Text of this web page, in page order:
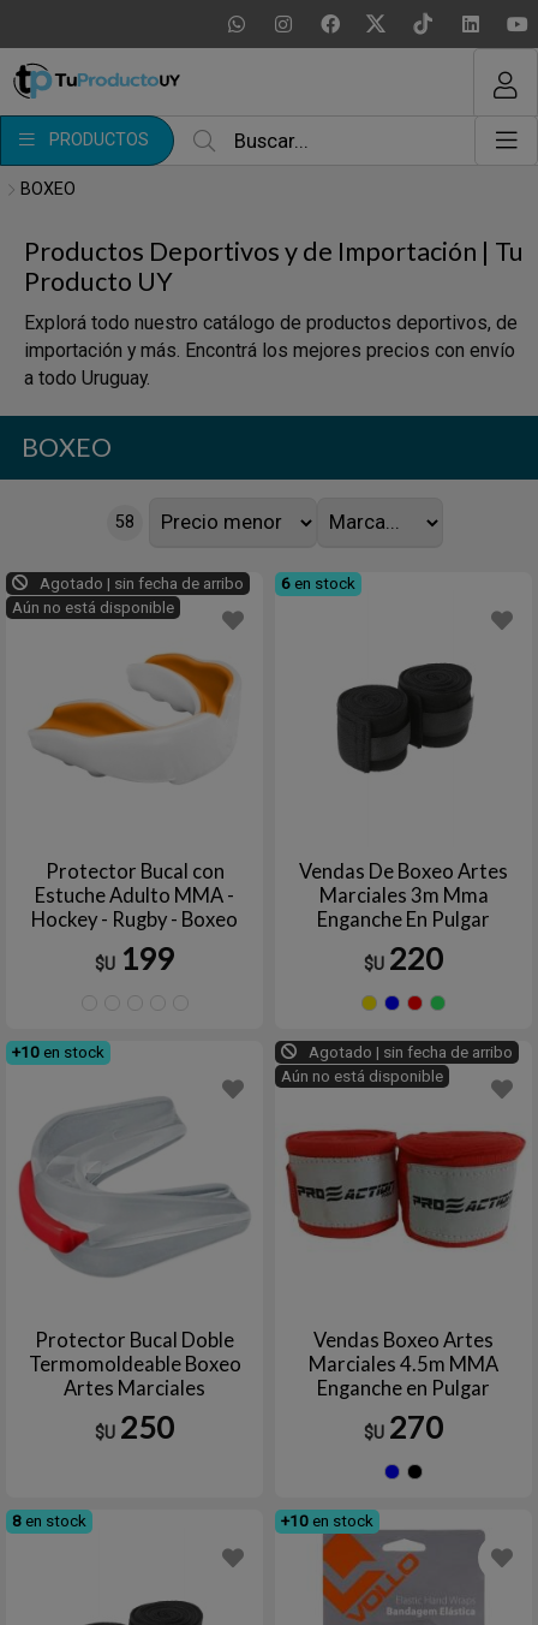
PRODUCTOS
MI COMPRA
BOXEO
Productos Deportivos y de Importación | Tu
Producto UY
Explorá todo nuestro catálogo de productos deportivos, de
importación y más. Encontrá los mejores precios con envío
a todo Uruguay.
BOXEO
58
Agotado | sin fecha de arribo
Aún no está disponible
Protector Bucal con
Estuche Adulto MMA -
Hockey - Rugby - Boxeo
TPUY
$U 199
BLANCO/VERDE
6 en stock
Vendas De Boxeo Artes
Marciales 3m Mma
Enganche En Pulgar
$U 220
+10 en stock
Protector Bucal Doble
Termomoldeable Boxeo
Artes Marciales
$U 250
Agotado | sin fecha de arribo
Aún no está disponible
Vendas Boxeo Artes
Marciales 4.5m MMA
Enganche en Pulgar
$U 270
8 en stock +10 en stock